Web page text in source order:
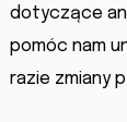
dotyczące
pomóc nam
razie zmiany